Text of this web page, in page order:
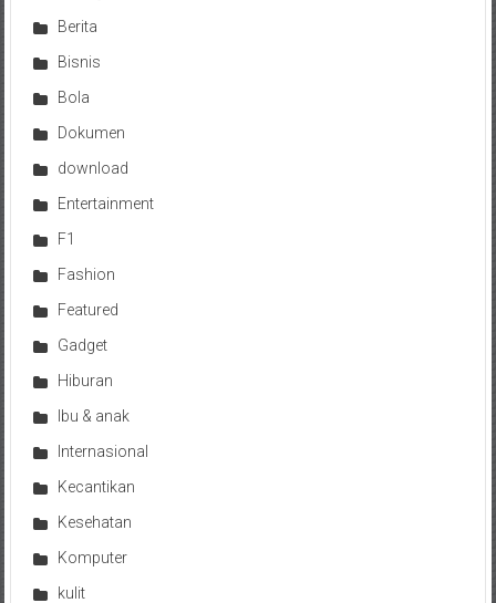
Berita
Bisnis
Bola
Dokumen
download
Entertainment
F1
Fashion
Featured
Gadget
Hiburan
Ibu & anak
Internasional
Kecantikan
Kesehatan
Komputer
kulit